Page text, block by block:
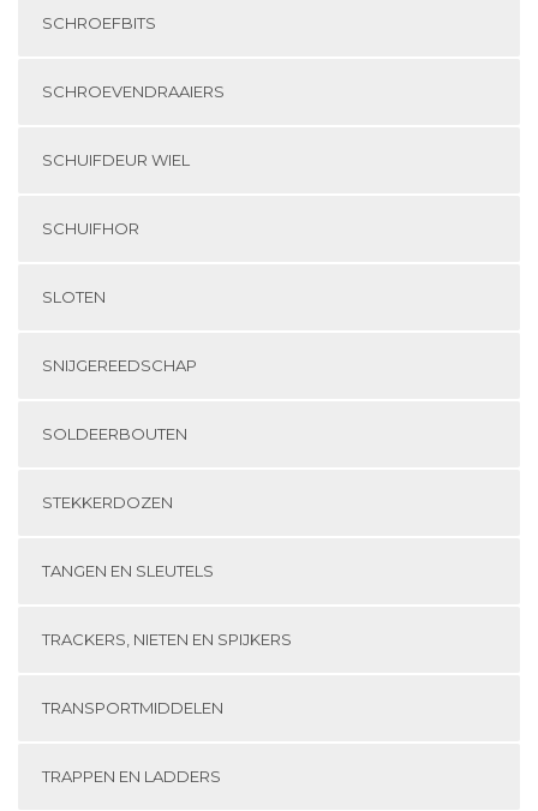
SCHROEFBITS
SCHROEVENDRAAIERS
SCHUIFDEUR WIEL
SCHUIFHOR
SLOTEN
SNIJGEREEDSCHAP
SOLDEERBOUTEN
STEKKERDOZEN
TANGEN EN SLEUTELS
TRACKERS, NIETEN EN SPIJKERS
TRANSPORTMIDDELEN
TRAPPEN EN LADDERS